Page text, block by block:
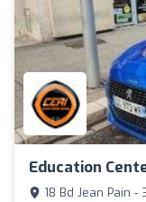
Education
18 Bd Jean Pain